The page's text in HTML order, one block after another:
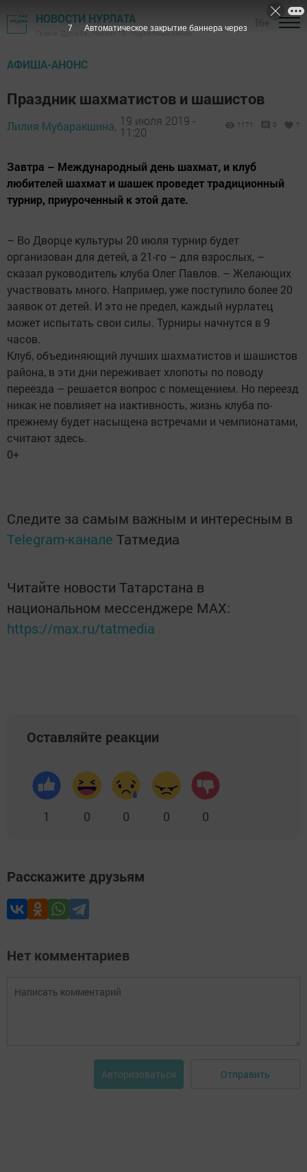
НОВОСТИ НУРЛАТА
Газета "Дружба", Нурлат ТВ - Нурлатский район
АФИША-АНОНС
Праздник шахматистов и шашистов
Лилия Мубаракшина, 19 июля 2019 -
11:20
1171 0 1
Завтра – Международный день шахмат, и клуб
любителей шахмат и шашек проведет традиционный
турнир, приуроченный к этой дате.
– Во Дворце культуры 20 июля турнир будет
организован для детей, а 21-го – для взрослых, –
сказал руководитель клуба Олег Павлов. – Желающих
участвовать много. Например, уже поступило более 20
заявок от детей. И это не предел, каждый нурлатец
может испытать свои силы. Турниры начнутся в 9
часов.
Клуб, объединяющий лучших шахматистов и шашистов
района, в эти дни переживает хлопоты по поводу
переезда – решается вопрос с помещением. Но переезд
никак не повлияет на иактивность, жизнь клуба по-
прежнему будет насыщена встречами и чемпионатами,
считают здесь.
0+
Следите за самым важным и интересным в
Telegram-канале Татмедиа
Читайте новости Татарстана в
национальном мессенджере MАХ:
https://max.ru/tatmedia
Оставляйте реакции
1 0 0 0 0
Расскажите друзьям
Нет комментариев
Авторизоваться Отправить
6 Автоматическое закрытие баннера через